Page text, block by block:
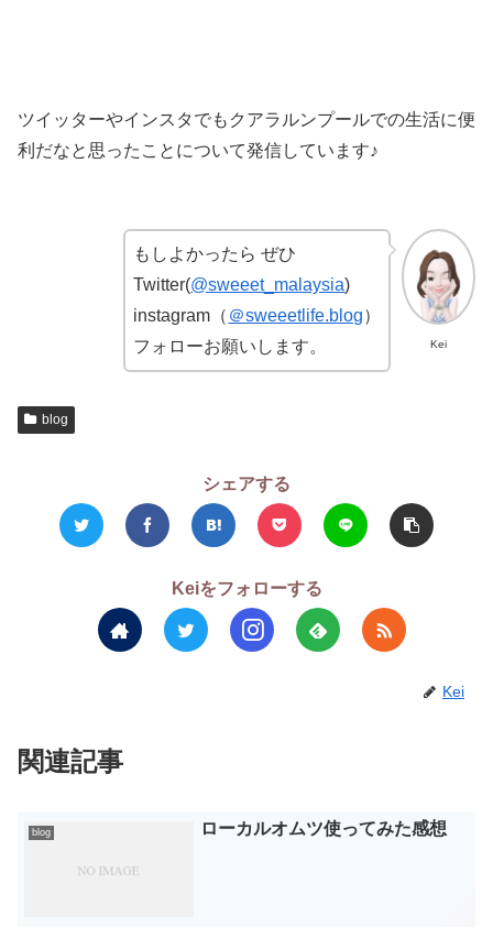
ツイッターやインスタでもクアラルンプールでの生活に便
利だなと思ったことについて発信しています♪
Kei
もしよかったら ぜひ
Twitter(@sweeet_malaysia)
instagram（ ＠sweeetlife.blog）
フォローお願いします。
blog
シェアする
Keiをフォローする
Kei
関連記事
blog ローカルオムツ使ってみた感想